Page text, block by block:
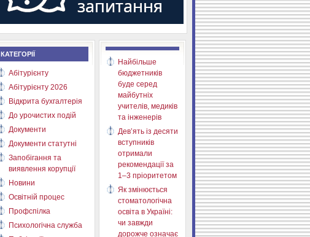
КАТЕГОРІЇ
Абітурієнту
Абітурієнту 2026
Відкрита бухгалтерія
До урочистих подій
Документи
Документи статутні
Запобігання та
виявлення корупції
Новини
Освітній процес
Профспілка
Психологічна служба
Найбільше
бюджетників
буде серед
майбутніх
учителів, медиків
та інженерів
Дев’ять із десяти
вступників
отримали
рекомендації за
1–3 пріоритетом
Як змінюється
стоматологічна
освіта в Україні:
чи завжди
дорожче означає